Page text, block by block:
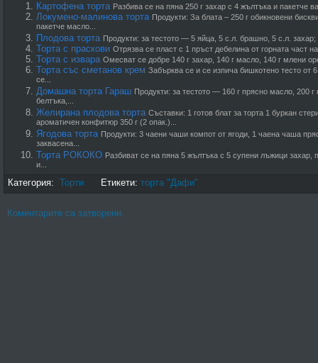
Картофена торта Разбива се на пяна 250 г захар с 4 жълтъка и пакетче
Локумено-малинова торта Продукти: За блата – 250 г обикновени
пакетче масло...
Плодова торта Продукти: за тестото — 5 яйца, 5 с.л. брашно, 5 с.л.
Торта с праскови Отрязва се пласт с 1 пръст дебелина от горната част
Торта с извара Омесват се добре 140 г захар, 140 г масло, 140 г млени
Торта със сметанов крем Забърква се и се изпича бишкотено тесто от
се...
Домашна торта Гараш Продукти: за тестото — 160 г прясно масло, 200
белтъка,...
Желирана плодова торта Съставки: 1 готов блат за торта 1 буркан
ароматичен конфитюр 350 г (2 опак.)...
Ягодова торта Продукти: 3 чаени чаши компот от ягоди, 1 чаена чаша
заквасена...
Торта РОКОКО Разбиват се на пяна 5 жълтъка с 5 супени лъжици
и...
Категория: Торти Етикети: торта "Дафи"
Коментарите са затворени.